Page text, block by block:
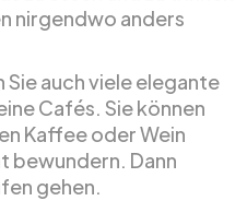
nirgendwo anders
Sie auch viele elegante
Cafés. Sie können
Kaffee oder Wein
bewundern. Dann
gehen.